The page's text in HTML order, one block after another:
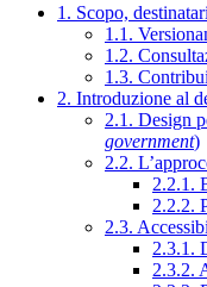
1. Scopo,
1.1.
1.2.
1.3.
2. Introduzione al
2.1. Design
government)
2.2.
2.2.1.
2.2.2.
2.3.
2.3.1.
2.3.2.